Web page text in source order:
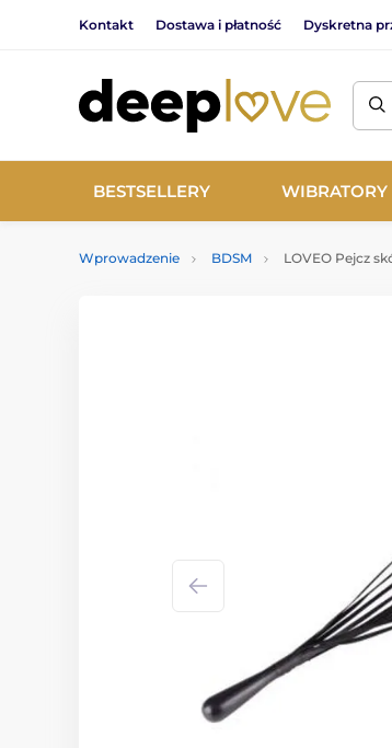
Kontakt Dostawa i płatność Dyskretna
BESTSELLERY WIBRATORY
Wprowadzenie BDSM LOVEO Pejcz